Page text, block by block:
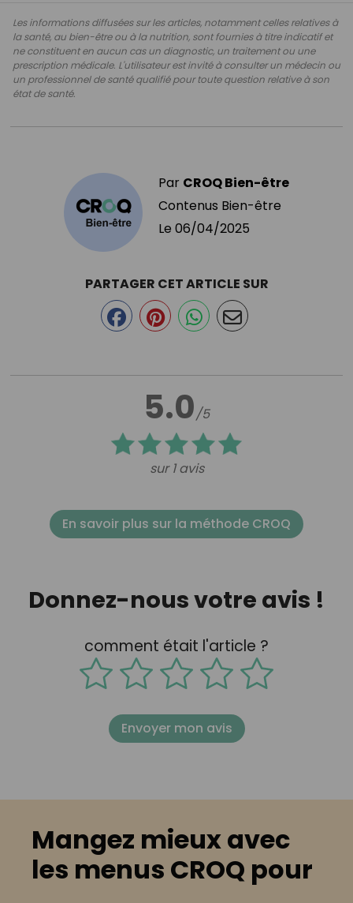
Les informations diffusées sur les articles, notamment celles relatives à
la santé, au bien-être ou à la nutrition, sont fournies à titre indicatif et
ne constituent en aucun cas un diagnostic, un traitement ou une
prescription médicale. L'utilisateur est invité à consulter un médecin ou
un professionnel de santé qualifié pour toute question relative à son
état de santé.
Par CROQ Bien-être
Contenus Bien-être
Le 06/04/2025
5.0/5
sur 1 avis
PARTAGER CET ARTICLE SUR
En savoir plus sur la méthode CROQ
Donnez-nous votre avis !
comment était l'article ?
Envoyer mon avis
Mangez mieux avec
les menus CROQ pour